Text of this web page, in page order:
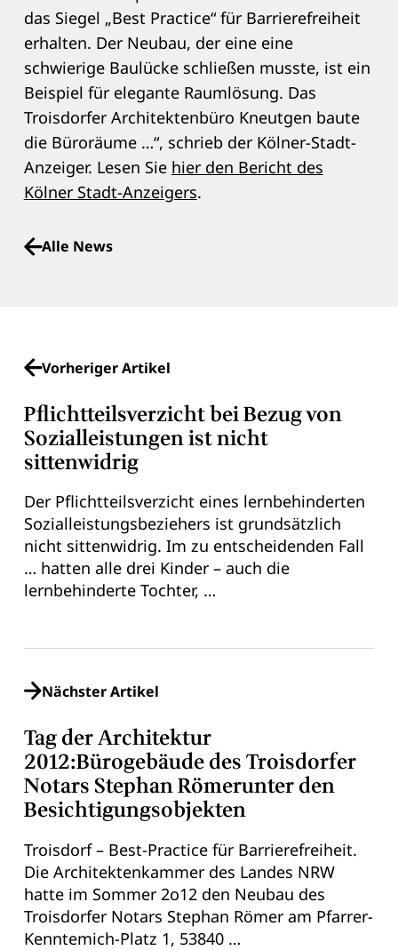
das Siegel „Best Practice“ für Barrierefreiheit
erhalten. Der Neubau, der eine eine
schwierige Baulücke schließen musste, ist ein
Beispiel für elegante Raumlösung. Das
Troisdorfer Architektenbüro Kneutgen baute
die Büroräume …“, schrieb der Kölner-Stadt-
Anzeiger. Lesen Sie hier den Bericht des
Kölner Stadt-Anzeigers.
Alle News
Vorheriger Artikel
Pflichtteilsverzicht bei Bezug von
Sozialleistungen ist nicht
sittenwidrig
Der Pflichtteilsverzicht eines lernbehinderten
Sozialleistungsbeziehers ist grundsätzlich
nicht sittenwidrig. Im zu entscheidenden Fall
… hatten alle drei Kinder – auch die
lernbehinderte Tochter, …
Nächster Artikel
Tag der Architektur
2012:Bürogebäude des Troisdorfer
Notars Stephan Römerunter den
Besichtigungsobjekten
Troisdorf – Best-Practice für Barrierefreiheit.
Die Architektenkammer des Landes NRW
hatte im Sommer 2o12 den Neubau des
Troisdorfer Notars Stephan Römer am Pfarrer-
Kenntemich-Platz 1, 53840 …